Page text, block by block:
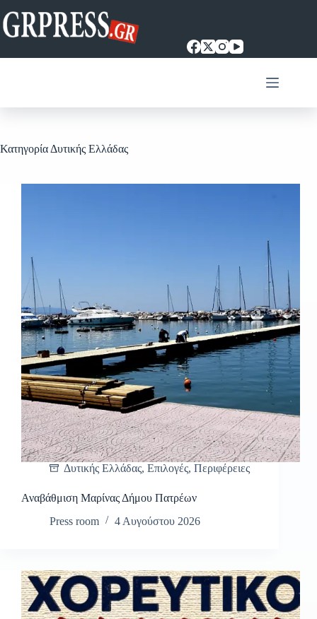
στο
περιεχόμενο
Κατηγορία Δυτικής Ελλάδας
Δυτικής Ελλάδας, Επιλογές, Περιφέρειες
Αναβάθμιση Μαρίνας Δήμου Πατρέων
Press room
4 Αυγούστου 2026